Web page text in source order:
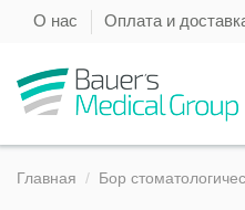
О нас Оплата и
Главная Бор